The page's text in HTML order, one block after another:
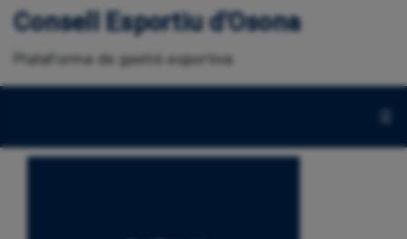
Consell Esportiu d'Osona
Plataforma de gestió esportiva